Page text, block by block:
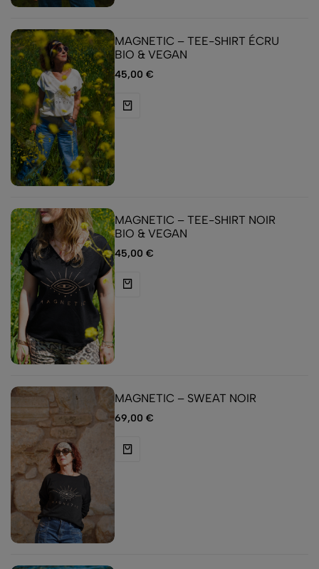
MAGNETIC – TEE-SHIRT ÉCRU
BIO & VEGAN
45,00€
MAGNETIC – TEE-SHIRT NOIR
BIO & VEGAN
45,00€
MAGNETIC – SWEAT NOIR
69,00€